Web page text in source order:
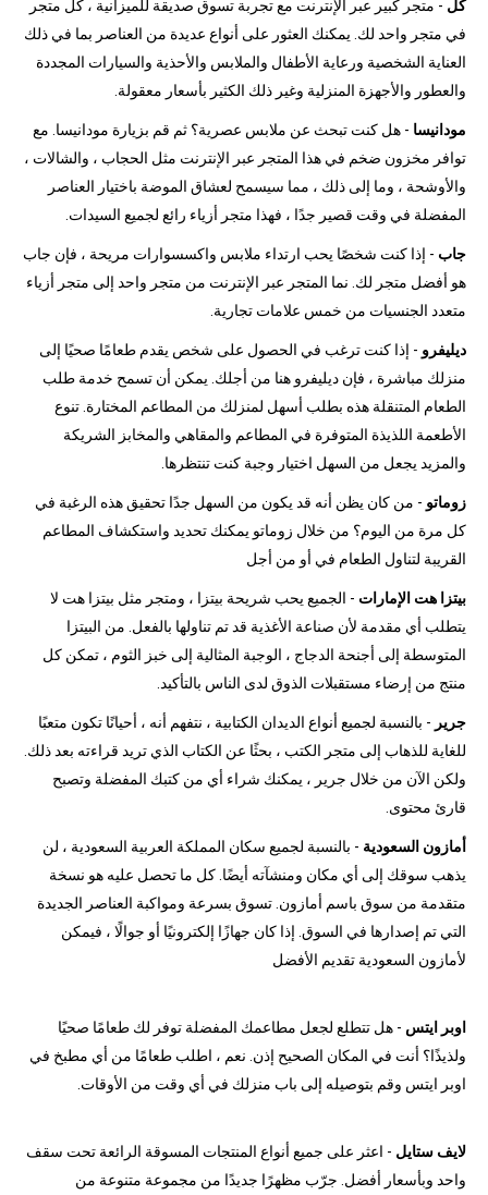
كل - متجر كبير عبر الإنترنت مع تجربة تسوق صديقة للميزانية ، كل متجر
في متجر واحد لك. يمكنك العثور على أنواع عديدة من العناصر بما في ذلك
العناية الشخصية ورعاية الأطفال والملابس والأحذية والسيارات المجددة
والعطور والأجهزة المنزلية وغير ذلك الكثير بأسعار معقولة.
مودانيسا - هل كنت تبحث عن ملابس عصرية؟ ثم قم بزيارة مودانيسا. مع
توافر مخزون ضخم في هذا المتجر عبر الإنترنت مثل الحجاب ، والشالات ،
والأوشحة ، وما إلى ذلك ، مما سيسمح لعشاق الموضة باختيار العناصر
المفضلة في وقت قصير جدًا ، فهذا متجر أزياء رائع لجميع السيدات.
جاب - إذا كنت شخصًا يحب ارتداء ملابس واكسسوارات مريحة ، فإن جاب
هو أفضل متجر لك. نما المتجر عبر الإنترنت من متجر واحد إلى متجر أزياء
متعدد الجنسيات من خمس علامات تجارية.
ديليفرو - إذا كنت ترغب في الحصول على شخص يقدم طعامًا صحيًا إلى
منزلك مباشرة ، فإن ديليفرو هنا من أجلك. يمكن أن تسمح خدمة طلب
الطعام المتنقلة هذه بطلب أسهل لمنزلك من المطاعم المختارة. تنوع
الأطعمة اللذيذة المتوفرة في المطاعم والمقاهي والمخابز الشريكة
والمزيد يجعل من السهل اختيار وجبة كنت تنتظرها.
زوماتو - من كان يظن أنه قد يكون من السهل جدًا تحقيق هذه الرغبة في
كل مرة من اليوم؟ من خلال زوماتو يمكنك تحديد واستكشاف المطاعم
القريبة لتناول الطعام في أو من أجل
بيتزا هت الإمارات - الجميع يحب شريحة بيتزا ، ومتجر مثل بيتزا هت لا
يتطلب أي مقدمة لأن صناعة الأغذية قد تم تناولها بالفعل. من البيتزا
المتوسطة إلى أجنحة الدجاج ، الوجبة المثالية إلى خبز الثوم ، تمكن كل
منتج من إرضاء مستقبلات الذوق لدى الناس بالتأكيد.
جرير - بالنسبة لجميع أنواع الديدان الكتابية ، نتفهم أنه ، أحيانًا تكون متعبًا
للغاية للذهاب إلى متجر الكتب ، بحثًا عن الكتاب الذي تريد قراءته بعد ذلك.
ولكن الآن من خلال جرير ، يمكنك شراء أي من كتبك المفضلة وتصبح
قارئ محتوى.
أمازون السعودية - بالنسبة لجميع سكان المملكة العربية السعودية ، لن
يذهب سوقك إلى أي مكان ومنشآته أيضًا. كل ما تحصل عليه هو نسخة
متقدمة من سوق باسم أمازون. تسوق بسرعة ومواكبة العناصر الجديدة
التي تم إصدارها في السوق. إذا كان جهازًا إلكترونيًا أو جوالًا ، فيمكن
لأمازون السعودية تقديم الأفضل
اوبر ايتس - هل تتطلع لجعل مطاعمك المفضلة توفر لك طعامًا صحيًا
ولذيذًا؟ أنت في المكان الصحيح إذن. نعم ، اطلب طعامًا من أي مطبخ في
اوبر ايتس وقم بتوصيله إلى باب منزلك في أي وقت من الأوقات.
لايف ستايل - اعثر على جميع أنواع المنتجات المسوقة الرائعة تحت سقف
واحد وبأسعار أفضل. جرّب مظهرًا جديدًا من مجموعة متنوعة من